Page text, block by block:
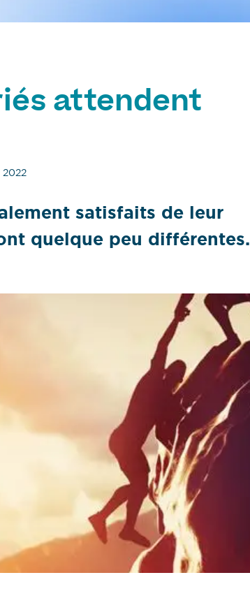
attendent
satisfaits de leur
quelque peu différentes.